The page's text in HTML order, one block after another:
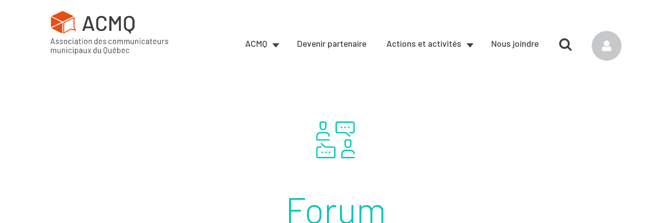
ACMQ Devenir partenaire Actions et activités Nous joindre
Forum